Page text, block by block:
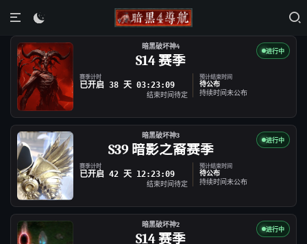

进行中
暗黑破坏神4
S14 赛季
赛季计时
已开启 38 天 03:23:09
结束时间待定
预计结束时间
待公布
持续时间未公布
进行中
暗黑破坏神3
S39 暗影之裔赛季
赛季计时
已开启 42 天 12:23:09
结束时间待定
预计结束时间
待公布
持续时间未公布
进行中
暗黑破坏神2
S14 赛季